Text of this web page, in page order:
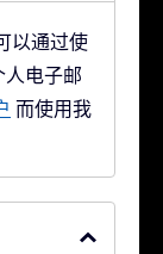
以通过使
人电子邮
而使用我